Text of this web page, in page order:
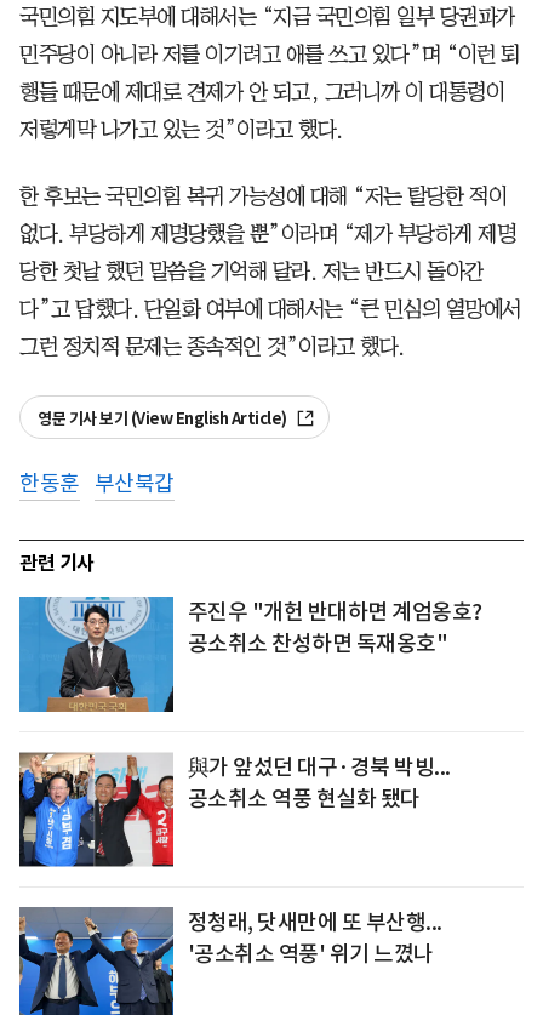
국민의힘 지도부에 대해서는 “지금 국민의힘 일부 당권파가
민주당이 아니라 저를 이기려고 애를 쓰고 있다”며 “이런 퇴
행들 때문에 제대로 견제가 안 되고, 그러니까 이 대통령이
저렇게막 나가고 있는 것”이라고 했다.
한 후보는 국민의힘 복귀 가능성에 대해 “저는 탈당한 적이
없다. 부당하게 제명당했을 뿐”이라며 “제가 부당하게 제명
당한 첫날 했던 말씀을 기억해 달라. 저는 반드시 돌아간
다”고 답했다. 단일화 여부에 대해서는 “큰 민심의 열망에서
그런 정치적 문제는 종속적인 것”이라고 했다.
영문 기사 보기 (View English Article)
한동훈 부산북갑
관련 기사
주진우 "개헌 반대하면 계엄옹호?
공소취소 찬성하면 독재옹호"
與가 앞섰던 대구·경북 박빙...
공소취소 역풍 현실화 됐다
정청래, 닷새만에 또 부산행...
'공소취소 역풍' 위기 느꼈나